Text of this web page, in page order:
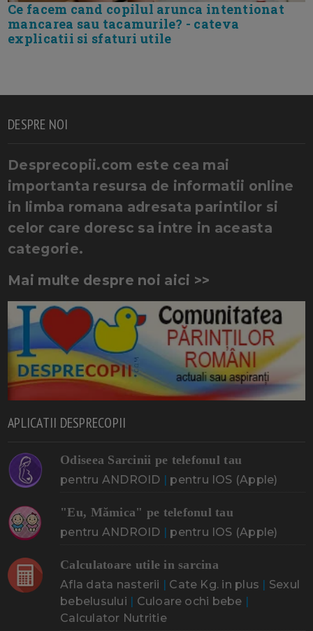
Ce facem cand copilul arunca intentionat
mancarea sau tacamurile? - cateva
explicatii si sfaturi utile
DESPRE NOI
Desprecopii.com este cea mai
importanta resursa de informatii online
in limba romana adresata parintilor si
celor care doresc sa intre in aceasta
categorie.
Mai multe despre noi aici >>
APLICATII DESPRECOPII
Odiseea Sarcinii pe telefonul tau
pentru ANDROID | pentru IOS (Apple)
"Eu, Mămica" pe telefonul tau
pentru ANDROID | pentru IOS (Apple)
Calculatoare utile in sarcina
Afla data nasterii | Cate Kg. in plus | Sexul
bebelusului | Culoare ochi bebe |
Calculator Nutritie